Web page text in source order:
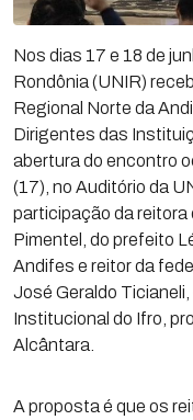
Nos dias 17 e 18 de
Rondônia (UNIR)
Regional Norte da
Dirigentes das
abertura do encontro
(17), no Auditório da
participação da reitora
Pimentel, do prefeito
Andifes e reitor da
José Geraldo
Institucional do Ifro,
Alcântara.
A proposta é que os